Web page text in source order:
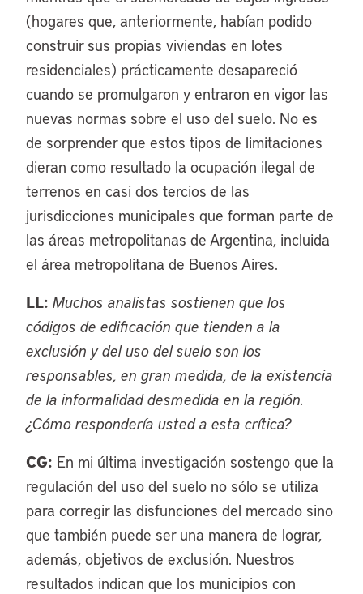
(hogares que, anteriormente, habían podido
construir sus propias viviendas en lotes
residenciales) prácticamente desapareció
cuando se promulgaron y entraron en vigor las
nuevas normas sobre el uso del suelo. No es
de sorprender que estos tipos de limitaciones
dieran como resultado la ocupación ilegal de
terrenos en casi dos tercios de las
jurisdicciones municipales que forman parte de
las áreas metropolitanas de Argentina, incluida
el área metropolitana de Buenos Aires.
LL: Muchos analistas sostienen que los
códigos de edificación que tienden a la
exclusión y del uso del suelo son los
responsables, en gran medida, de la existencia
de la informalidad desmedida en la región.
¿Cómo respondería usted a esta crítica?
CG: En mi última investigación sostengo que la
regulación del uso del suelo no sólo se utiliza
para corregir las disfunciones del mercado sino
que también puede ser una manera de lograr,
además, objetivos de exclusión. Nuestros
resultados indican que los municipios con